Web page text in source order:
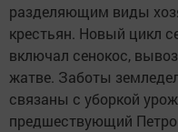
разделяющим виды
крестьян. Новый цикл
включал сенокос,
жатве. Заботы
связаны с уборкой
предшествующий